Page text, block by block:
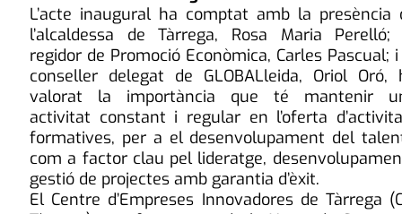
L’acte inaugural ha comptat amb la presència
l’alcaldessa de Tàrrega, Rosa Maria Perelló;
regidor de Promoció Econòmica, Carles Pascual;
conseller delegat de GLOBALleida, Oriol Oró,
valorat la importància que té mantenir
activitat constant i regular en l’oferta
formatives, per a el desenvolupament del
com a factor clau pel lideratge,
gestió de projectes amb garantia d’èxit.
El Centre d’Empreses Innovadores de Tàrrega